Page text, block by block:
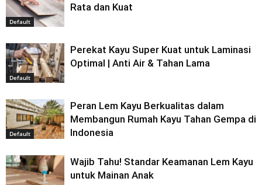
Default
Rata dan Kuat
Default
Perekat Kayu Super Kuat untuk Laminasi
Optimal | Anti Air & Tahan Lama
Default
Peran Lem Kayu Berkualitas dalam
Membangun Rumah Kayu Tahan Gempa di
Indonesia
Wajib Tahu! Standar Keamanan Lem Kayu
untuk Mainan Anak